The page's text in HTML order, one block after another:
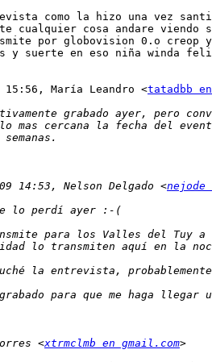
como la hizo una vez
cualquier cosa andare
por globovision 0.o creop
y suerte en eso niña winda
15:56, María Leandro <tatadbb
14:53, Nelson Delgado <nejode
<xtrmclmb en gmail.com